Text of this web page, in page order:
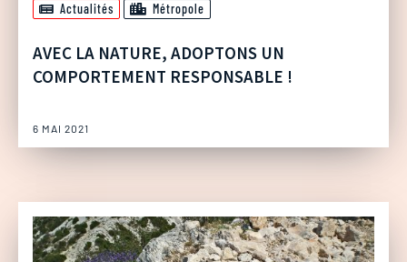
Actualités Métropole
AVEC LA NATURE, ADOPTONS UN
COMPORTEMENT RESPONSABLE !
6 MAI 2021